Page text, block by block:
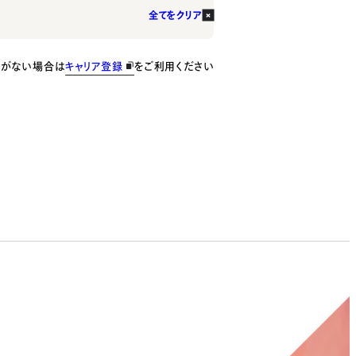
全てをクリア
ない場合はキャリア登録 をご利用ください